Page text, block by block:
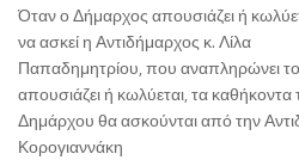
Όταν ο Δήμαρχος απουσιάζει ή
να ασκεί η Αντιδήμαρχος κ. Λίλα
Παπαδημητρίου, που αναπληρώνει
απουσιάζει ή κωλύεται, τα καθήκοντα
Δημάρχου θα ασκούνται από την
Κορογιαννάκη